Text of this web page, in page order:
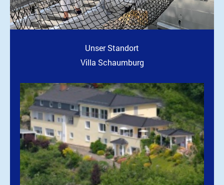
Unser Standort
Villa Schaumburg